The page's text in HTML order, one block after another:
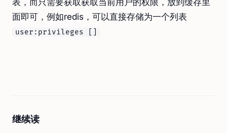
表，而只需要获取获取当前用户的权限，放到缓存里
面即可，例如redis，可以直接存储为一个列表
user:privileges []
继续读